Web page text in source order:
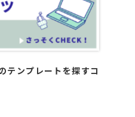
テンプレートを探すコ